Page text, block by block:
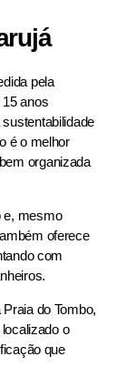
pela
15 anos
é o melhor
organizada
e, mesmo
oferece
com
do Tombo,
o
que